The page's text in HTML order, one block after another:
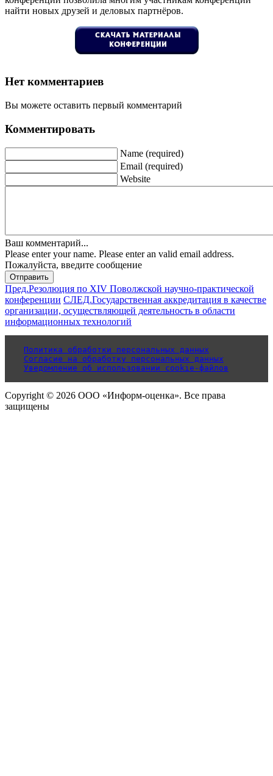
найти новых друзей и деловых партнёров.
Нет комментариев
Вы можете оставить первый комментарий
Комментировать
Name (required)
Email (required)
Website
Ваш комментарий...
Please enter your name. Please enter an valid email address.
Пожалуйста, введите сообщение
Отправить
Пред.Резолюция по XIV Поволжской научно-практической
конференции СЛЕД.Государственная аккредитация в качестве
организации, осуществляющей деятельность в области
информационных технологий
Политика обработки персональных данных
Согласие на обработку персональных данных
Уведомление об использовании cookie-файлов
Copyright © 2026 ООО «Информ-оценка». Все права
защищены